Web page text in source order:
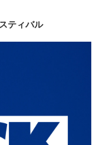
ティバル